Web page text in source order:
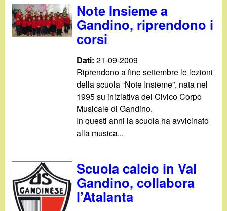
Note Insieme a
Gandino, riprendono i
corsi
Dati:21-09-2009
Riprendono a fine settembre le lezioni
della scuola “Note Insieme”, nata nel
1995 su iniziativa del Civico Corpo
Musicale di Gandino.
In questi anni la scuola ha avvicinato
alla musica...
Scuola calcio in Val
Gandino, collabora
l’Atalanta